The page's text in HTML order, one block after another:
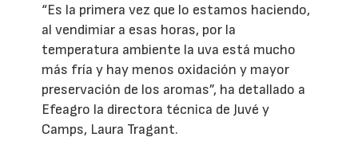
“Es la primera vez que lo estamos haciendo,
al vendimiar a esas horas, por la
temperatura ambiente la uva está mucho
más fría y hay menos oxidación y mayor
preservación de los aromas”, ha detallado a
Efeagro la directora técnica de Juvé y
Camps, Laura Tragant.